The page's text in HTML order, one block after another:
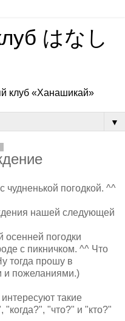
はなし
клуб «Ханашикай»
▼
чудненькой погодкой. ^^
нашей следующей
осенней погодки
с пикничком. ^^ Что
тогда прошу в
и пожеланиями.)
такие
"что?" и "кто?"